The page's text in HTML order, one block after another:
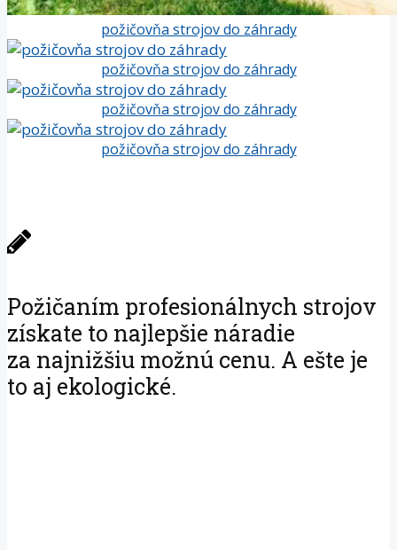
požičovňa strojov do záhrady
požičovňa strojov do záhrady
požičovňa strojov do záhrady
požičovňa strojov do záhrady
Požičaním profesionálnych strojov
získate to najlepšie náradie
za najnižšiu možnú cenu. A ešte je
to aj ekologické.